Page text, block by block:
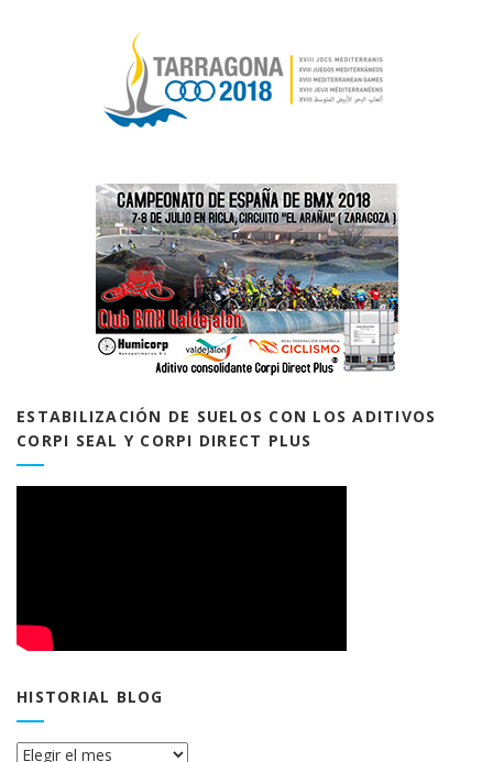
ESTABILIZACIÓN DE SUELOS CON LOS ADITIVOS
CORPI SEAL Y CORPI DIRECT PLUS
HISTORIAL BLOG
Historial